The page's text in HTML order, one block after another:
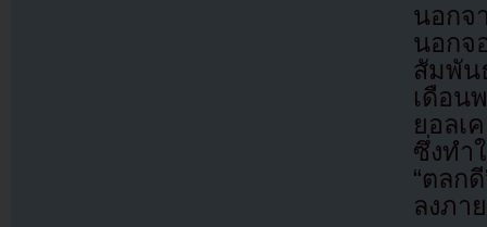
นอกจ
นอกจ
สัมพัน
เดือน
ยอลเ
ซึ่งทำ
“ตลก
ลงภา